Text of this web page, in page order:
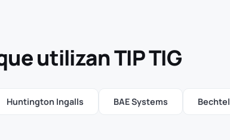
utilizan TIP TIG
Huntington Ingalls BAE Systems Bechtel